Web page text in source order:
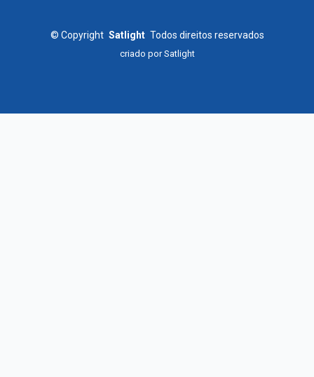
© Copyright Satlight Todos direitos reservados
criado porSatlight